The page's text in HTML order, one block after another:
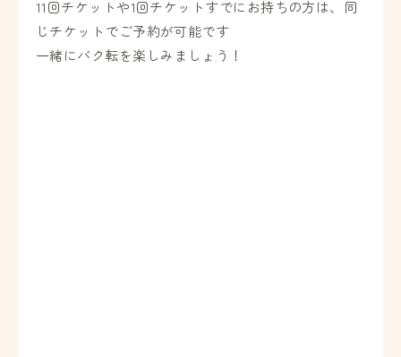
11回チケットや1回チケットすでにお持ちの方は、同
じチケットでご予約が可能です
一緒にバク転を楽しみましょう！